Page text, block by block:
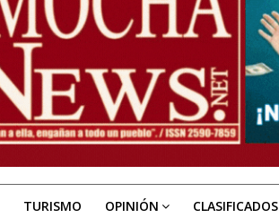
TURISMO OPINIÓN CLASIFICADOS